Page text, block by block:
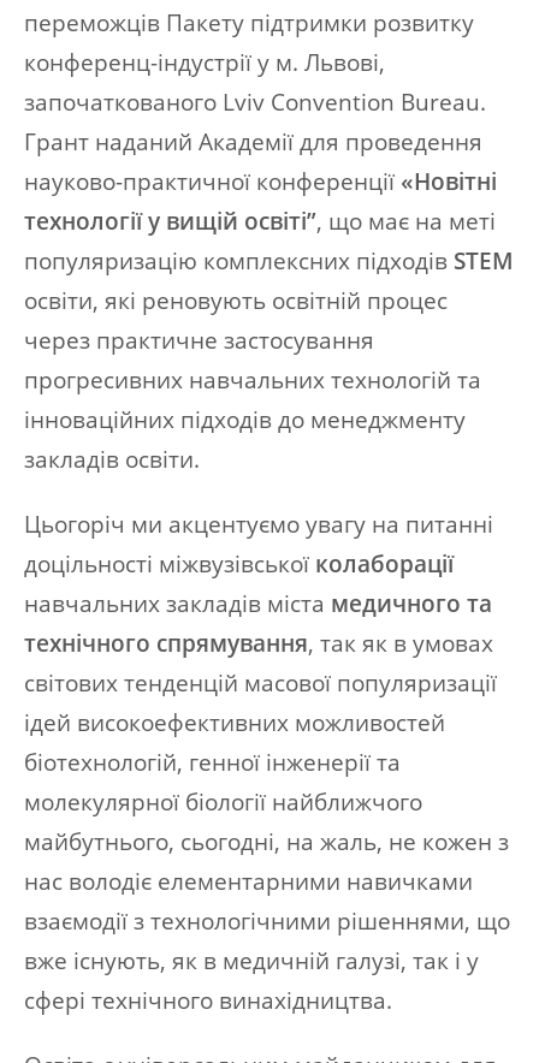
переможців Пакету підтримки розвитку
конференц-індустрії у м. Львові,
започаткованого Lviv Convention Bureau.
Грант наданий Академії для проведення
науково-практичної конференції «Новітні
технології у вищій освіті”, що має на меті
популяризацію комплексних підходів STEM
освіти, які реновують освітній процес
через практичне застосування
прогресивних навчальних технологій та
інноваційних підходів до менеджменту
закладів освіти.
Цьогоріч ми акцентуємо увагу на питанні
доцільності міжвузівської колаборації
навчальних закладів міста медичного та
технічного спрямування, так як в умовах
світових тенденцій масової популяризації
ідей високоефективних можливостей
біотехнологій, генної інженерії та
молекулярної біології найближчого
майбутнього, сьогодні, на жаль, не кожен з
нас володіє елементарними навичками
взаємодії з технологічними рішеннями, що
вже існують, як в медичній галузі, так і у
сфері технічного винахідництва.